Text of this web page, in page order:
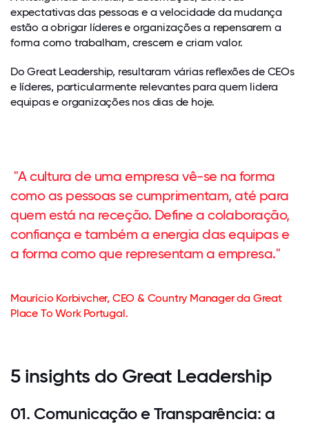
expectativas das pessoas e a velocidade da mudança
estão a obrigar líderes e organizações a repensarem a
forma como trabalham, crescem e criam valor.
Do Great Leadership, resultaram várias reflexões de CEOs
e líderes, particularmente relevantes para quem lidera
equipas e organizações nos dias de hoje.
"A cultura de uma empresa vê-se na forma
como as pessoas se cumprimentam, até para
quem está na receção. Define a colaboração,
confiança e também a energia das equipas e
a forma como que representam a empresa."
Maurício Korbivcher, CEO & Country Manager da Great
Place To Work Portugal.
5 insights do Great Leadership
01. Comunicação e Transparência: a